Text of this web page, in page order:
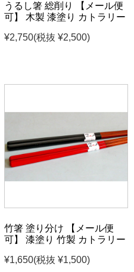
うるし箸 総削り 【メール便
可】 木製 漆塗り カトラリー
¥2,750(税抜 ¥2,500)
竹箸 塗り分け 【メール便
可】 漆塗り 竹製 カトラリー
¥1,650(税抜 ¥1,500)